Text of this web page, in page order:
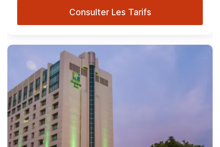
Consulter Les Tarifs